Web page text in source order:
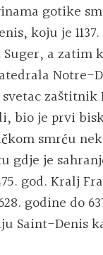
gotike
koju je
a zatim
Notre-
bio je prvi
smrću
gdje je
god. Kralj
godine do
Saint-Denis